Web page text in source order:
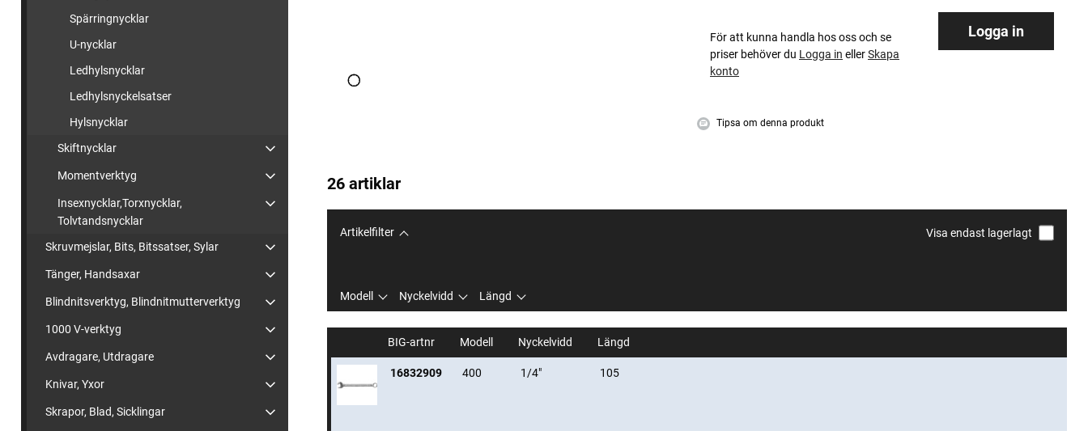
Spärringnycklar
U-nycklar
Ledhylsnycklar
Ledhylsnyckelsatser
Hylsnycklar
Skiftnycklar
Momentverktyg
Insexnycklar,Torxnycklar,
Tolvtandsnycklar
Skruvmejslar, Bits, Bitssatser, Sylar
Tänger, Handsaxar
Blindnitsverktyg, Blindnitmutterverktyg
1000 V-verktyg
Avdragare, Utdragare
Knivar, Yxor
Skrapor, Blad, Sicklingar
För att kunna handla hos oss och se
priser behöver du Logga in ellerSkapa
konto
Logga in
Tipsa om denna produkt
26 artiklar
Artikelfilter Visa endast lagerlagt
Modell Nyckelvidd Längd
BIG-artnr Modell Nyckelvidd Längd
16832909 400 1/4" 105